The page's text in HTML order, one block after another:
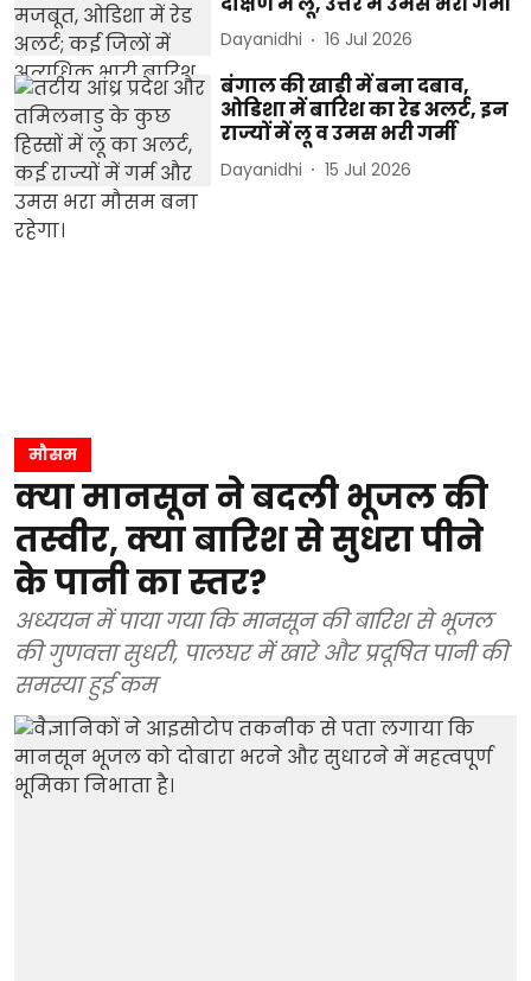
Dayanidhi 16 Jul 2026
बंगाल की खाड़ी में बना दबाव,
ओडिशा में बारिश का रेड अलर्ट, इन
राज्यों में लू व उमस भरी गर्मी
Dayanidhi 15 Jul 2026
मौसम
क्या मानसून ने बदली भूजल की
तस्वीर, क्या बारिश से सुधरा पीने
के पानी का स्तर?
अध्ययन में पाया गया कि मानसून की बारिश से भूजल
की गुणवत्ता सुधरी, पालघर में खारे और प्रदूषित पानी की
समस्या हुई कम